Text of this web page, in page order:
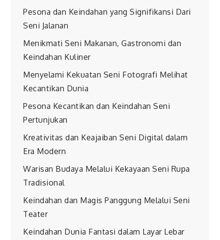
Pesona dan Keindahan yang Signifikansi Dari
Seni Jalanan
Menikmati Seni Makanan, Gastronomi dan
Keindahan Kuliner
Menyelami Kekuatan Seni Fotografi Melihat
Kecantikan Dunia
Pesona Kecantikan dan Keindahan Seni
Pertunjukan
Kreativitas dan Keajaiban Seni Digital dalam
Era Modern
Warisan Budaya Melalui Kekayaan Seni Rupa
Tradisional
Keindahan dan Magis Panggung Melalui Seni
Teater
Keindahan Dunia Fantasi dalam Layar Lebar